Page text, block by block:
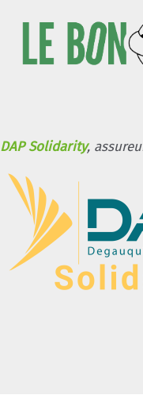
DAP Solidarity,